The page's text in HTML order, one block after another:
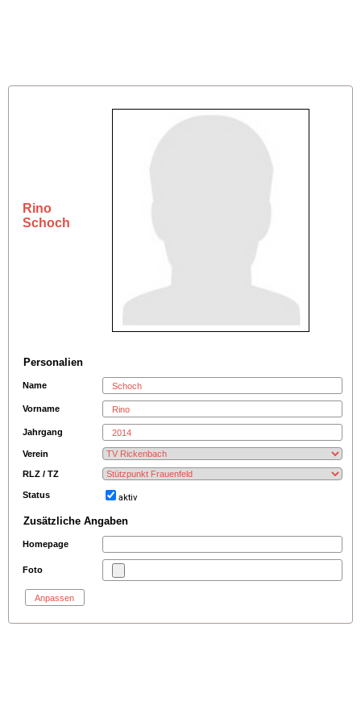
Rino
Schoch
Personalien
Name
Vorname
Jahrgang
Verein
RLZ / TZ
Status aktiv
Zusätzliche Angaben
Homepage
Foto